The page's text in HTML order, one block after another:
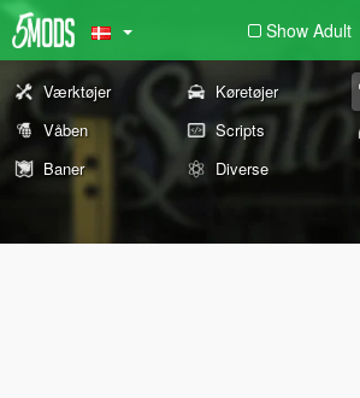
Show Adult
Værktøjer Køretøjer
Våben
Scripts
Baner
Diverse